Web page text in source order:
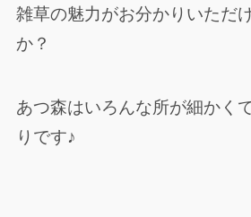
雑草の魅力がお分かりいただ
か？
あつ森はいろんな所が細かく
りです♪